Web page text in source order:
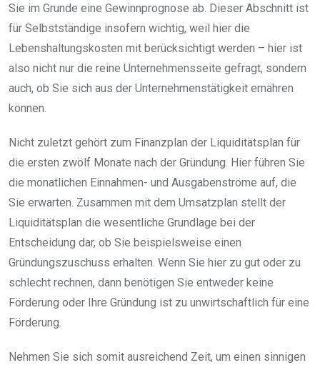
Sie im Grunde eine Gewinnprognose ab. Dieser Abschnitt ist
für Selbstständige insofern wichtig, weil hier die
Lebenshaltungskosten mit berücksichtigt werden – hier ist
also nicht nur die reine Unternehmensseite gefragt, sondern
auch, ob Sie sich aus der Unternehmenstätigkeit ernähren
können.
Nicht zuletzt gehört zum Finanzplan der Liquiditätsplan für
die ersten zwölf Monate nach der Gründung. Hier führen Sie
die monatlichen Einnahmen- und Ausgabenströme auf, die
Sie erwarten. Zusammen mit dem Umsatzplan stellt der
Liquiditätsplan die wesentliche Grundlage bei der
Entscheidung dar, ob Sie beispielsweise einen
Gründungszuschuss erhalten. Wenn Sie hier zu gut oder zu
schlecht rechnen, dann benötigen Sie entweder keine
Förderung oder Ihre Gründung ist zu unwirtschaftlich für eine
Förderung.
Nehmen Sie sich somit ausreichend Zeit, um einen sinnigen